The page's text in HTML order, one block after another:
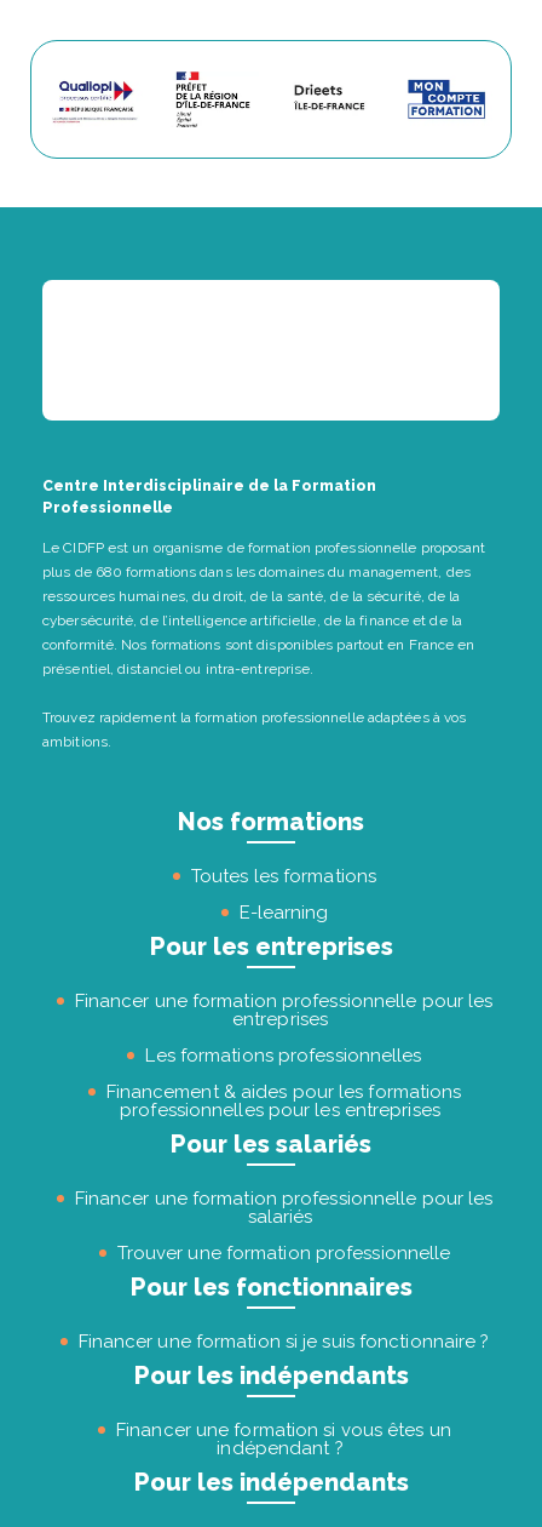
Centre Interdisciplinaire de la Formation
Professionnelle
Le CIDFP est un organisme de formation professionnelle proposant
plus de 680 formations dans les domaines du management, des
ressources humaines, du droit, de la santé, de la sécurité, de la
cybersécurité, de l’intelligence artificielle, de la finance et de la
conformité. Nos formations sont disponibles partout en France en
présentiel, distanciel ou intra-entreprise.
Trouvez rapidement la formation professionnelle adaptées à vos
ambitions.
Nos formations
Toutes les formations
E-learning
Pour les entreprises
Financer une formation professionnelle pour les
entreprises
Les formations professionnelles
Financement & aides pour les formations
professionnelles pour les entreprises
Pour les salariés
Financer une formation professionnelle pour les
salariés
Trouver une formation professionnelle
Pour les fonctionnaires
Financer une formation si je suis fonctionnaire ?
Pour les indépendants
Financer une formation si vous êtes un
indépendant ?
Pour les indépendants